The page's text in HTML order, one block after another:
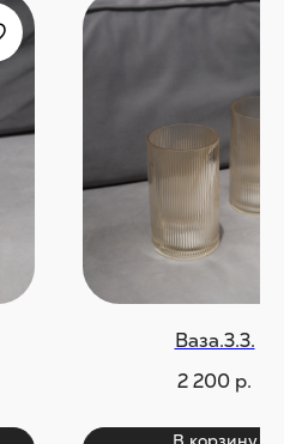
Ваза.3.3.
2 200 р.